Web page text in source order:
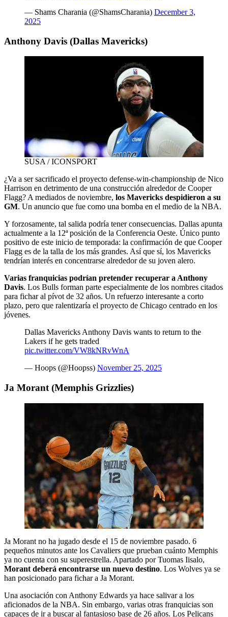
— Shams Charania (@ShamsCharania) December 3,
2025
Anthony Davis (Dallas Mavericks)
SUSA / ICONSPORT
¿Va a ser sacrificado el proyecto defense-win-championship de Nico
Harrison en detrimento de una construcción alrededor de Cooper
Flagg? A mediados de noviembre, los Mavericks despidieron a su
GM. Un anuncio que fue como una bomba en el medio de la NBA.
Y forzosamente, tal salida podría tener consecuencias. Dallas apunta
actualmente a la 12ª posición de la Conferencia Oeste. Único punto
positivo de este inicio de temporada: la confirmación de que Cooper
Flagg es de la talla de los más grandes. Así que sí, los Mavericks
tendrían interés en concentrarse alrededor de su joven alero.
Varias franquicias podrían pretender recuperar a Anthony
Davis. Los Bulls forman parte especialmente de los nombres citados
para fichar al pívot de 32 años. Un refuerzo interesante a corto
plazo, pero que ralentizaría el proyecto de Chicago centrado en los
jóvenes.
Dallas Mavericks Anthony Davis wants to return to the
Lakers if he gets traded
pic.twitter.com/VW8kNRvWnA
— Hoops (@Hoopss) November 25, 2025
Ja Morant (Memphis Grizzlies)
Ja Morant no ha jugado desde el 15 de noviembre pasado. 6
pequeños minutos ante los Cavaliers que prueban cuánto Memphis
ya no cuenta con su superestrella. Apartado por Tuomas Iisalo,
Morant deberá encontrarse un nuevo destino. Los Wolves ya se
han posicionado para fichar a Ja Morant.
Una asociación con Anthony Edwards ya hace salivar a los
aficionados de la NBA. Sin embargo, varias otras franquicias son
capaces de ir a buscar al fantasioso base de 26 años. Los Pelicans